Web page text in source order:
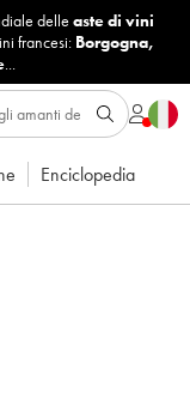
delle aste di vini
francesi: Borgogna,
...
Enciclopedia